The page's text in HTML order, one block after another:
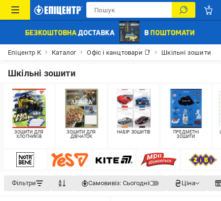
Епіцентр К Каталог Офіс і канцтовари 📑 Шкільні зошити
Шкільні зошити
ЗОШИТИ ДЛЯ
ХЛОПЧИКІВ
ЗОШИТИ ДЛЯ
ДІВЧАТОК
НАБІР ЗОШИТІВ
ПРЕДМЕТНІ
ЗОШИТИ
Фільтри Самовивіз: Сьогодні Ціна